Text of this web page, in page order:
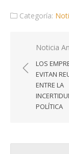
Categoría:
de
Noticia
LOS
EVITAN
ENTRE LA
POLÍTICA